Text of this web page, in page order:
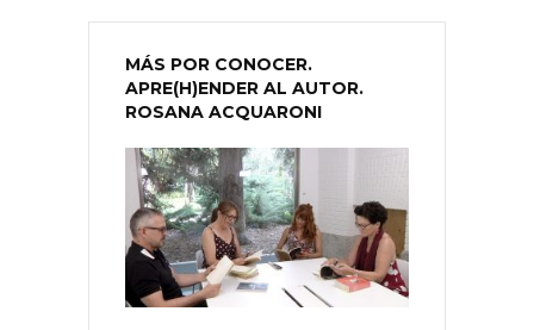
MÁS POR CONOCER.
APRE(H)ENDER AL AUTOR.
ROSANA ACQUARONI